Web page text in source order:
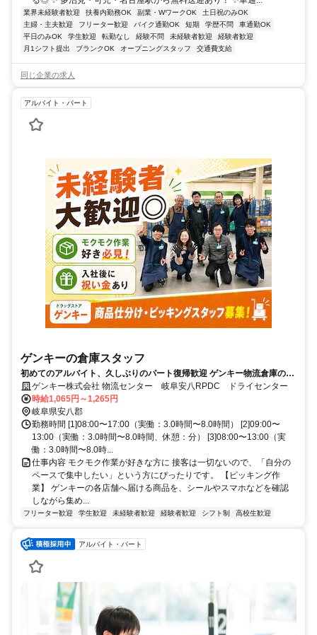
業界未経験者歓迎 扶養内勤務OK 副業・WワークOK
土日祝のみOK
主婦・主夫歓迎
フリーター歓迎 バイク通勤OK 短期 学歴不問
車通勤OK
平日のみOK
学生歓迎 転勤なし 経験不問 未経験者歓迎
経験者歓迎
月1シフト提出
ブランクOK オープニングスタッフ 交通費支給
同じ企業の求人
アルバイト・パート
ゲンキーの倉庫スタッフ
初めてのアルバイト、久しぶりのパート復帰歓迎 ゲンキー物流倉庫のピ
ッキング
ゲンキー株式会社 物流センター 岐阜安八RPDC ドライセンター
時給1,065円～1,265円
岐阜県安八郡
勤務時間 [1]08:00〜17:00（実働：3.0時間〜8.0時間） [2]09:00〜
13:00（実働：3.0時間〜8.0時間、休憩：分） [3]08:00〜13:00（実
働：3.0時間〜8.0時...
仕事内容 モクモク作業が好きな方に 接客は一切ないので、「自分の
ペースで集中したい」という方にぴったりです。 【ピッキング作
業】 ゲンキーの各店舗へ届ける商品を、シールやスマホなどを確認
しながら集め...
フリーター歓迎 学生歓迎 未経験者歓迎 経験者歓迎 シフト制 高校生歓迎
アルバイト・パート